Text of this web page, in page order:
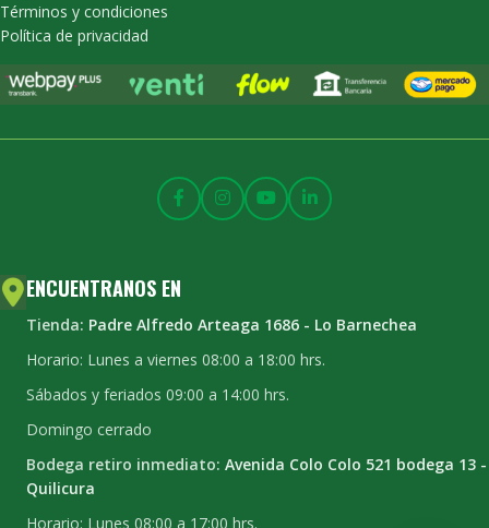
Términos y condiciones
Política de privacidad
ENCUENTRANOS EN
Tienda: Padre Alfredo Arteaga 1686 - Lo Barnechea
Horario: Lunes a viernes 08:00 a 18:00 hrs.
Sábados y feriados 09:00 a 14:00 hrs.
Domingo cerrado
Bodega retiro inmediato: Avenida Colo Colo 521 bodega 13 -
Quilicura
Horario: Lunes 08:00 a 17:00 hrs.